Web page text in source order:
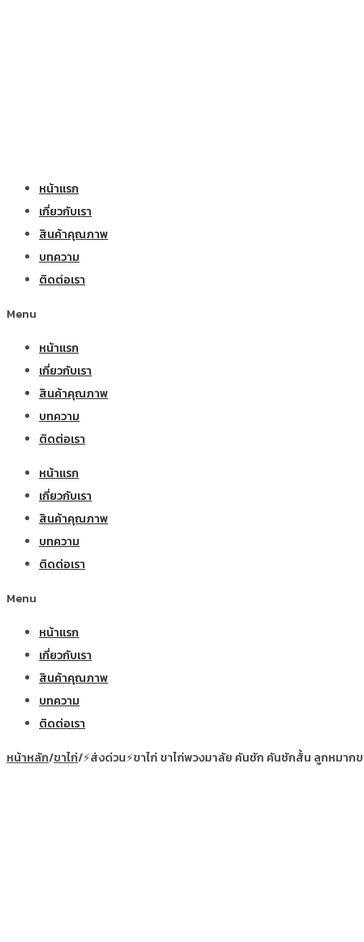
หน้าแรก
เกี่ยวกับเรา
สินค้าคุณภาพ
บทความ
ติดต่อเรา
Menu
หน้าแรก
เกี่ยวกับเรา
สินค้าคุณภาพ
บทความ
ติดต่อเรา
หน้าแรก
เกี่ยวกับเรา
สินค้าคุณภาพ
บทความ
ติดต่อเรา
Menu
หน้าแรก
เกี่ยวกับเรา
สินค้าคุณภาพ
บทความ
ติดต่อเรา
หน้าหลัก/ขาไก่/⚡ส่งด่วน⚡ขาไก่ ขาไก่พวงมาลัย คันชัก คันชักสั้น ลูกหมาก